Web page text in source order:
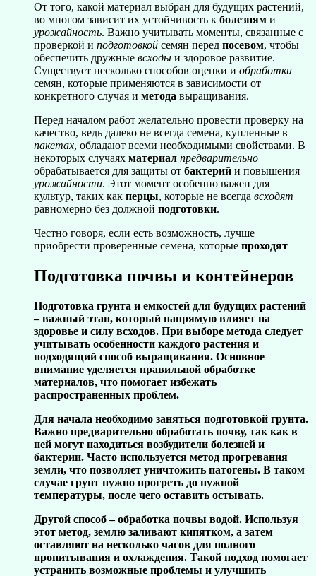
От того, какой материал выбран для будущих растений,
во многом зависит их устойчивость к болезням и
урожайность. Важно учитывать моменты, связанные с
проверкой и подготовкой семян перед посевом, чтобы
обеспечить дружные всходы и здоровое развитие.
Существует несколько способов оценки и обработки
семян, которые применяются в зависимости от
конкретного случая и метода выращивания.
Перед началом работ желательно провести проверку на
качество, ведь далеко не всегда семена, купленные в
пакетах, обладают всеми необходимыми свойствами. В
некоторых случаях материал предварительно
обрабатывается для защиты от бактерий и повышения
урожайности. Этот момент особенно важен для
культур, таких как перцы, которые не всегда всходят
равномерно без должной подготовки.
Честно говоря, если есть возможность, лучше
приобрести проверенные семена, которые проходят
Подготовка почвы и контейнеров
Подготовка грунта и емкостей для будущих растений
– важный этап, который напрямую влияет на
здоровье и силу всходов. При выборе метода следует
учитывать особенности каждого растения и
подходящий способ выращивания. Основное
внимание уделяется правильной обработке
материалов, что помогает избежать
распространенных проблем.
Для начала необходимо заняться подготовкой грунта.
Важно предварительно обработать почву, так как в
ней могут находиться возбудители болезней и
бактерии. Часто используется метод прогревания
земли, что позволяет уничтожить патогены. В таком
случае грунт нужно прогреть до нужной
температуры, после чего оставить остывать.
Другой способ – обработка почвы водой. Используя
этот метод, землю заливают кипятком, а затем
оставляют на несколько часов для полного
пропитывания и охлаждения. Такой подход помогает
устранить возможные проблемы и улучшить